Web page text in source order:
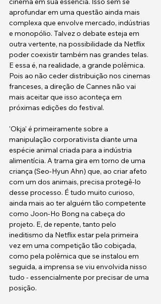
aprofundar em uma questão ainda mais
complexa que envolve mercado, indústrias
e monopólio. Talvez o debate esteja em
outra vertente, na possibilidade da Netflix
poder coexistir também nas grandes telas.
E essa é, na realidade, a grande polêmica.
Pois ao não ceder distribuição nos cinemas
franceses, a direção de Cannes não vai
mais aceitar que isso aconteça em
próximas edições do festival.
'Okja' é primeiramente sobre a
manipulação corporativista diante uma
espécie animal criada para a indústria
alimentícia. A trama gira em torno de uma
criança (Seo-Hyun Ahn) que, ao criar afeto
com um dos animais, precisa protegê-lo
desse processo. É tudo muito curioso,
ainda mais ao ter alguém tão competente
como Joon-Ho Bong na cabeça do
projeto. E, de repente, tanto pelo
ineditismo da Netflix estar pela primeira
vez em uma competição tão cobiçada,
como pela polêmica que se instalou em
seguida, a imprensa se viu envolvida nisso
tudo - essencialmente por precisar de uma
posição.